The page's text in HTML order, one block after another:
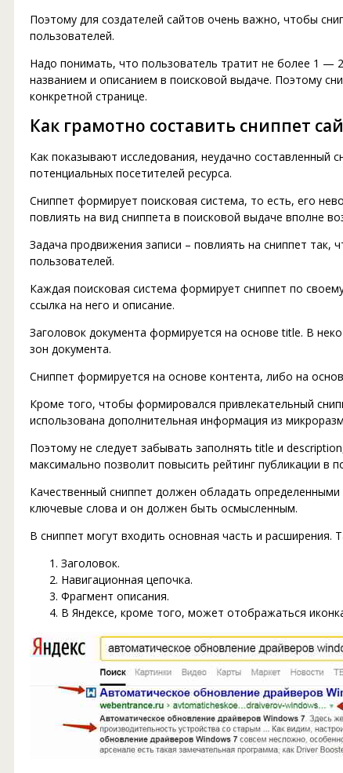
Поэтому для создателей сайтов очень важно, чтобы
пользователей.
Надо понимать, что пользователь тратит не более 1 —
названием и описанием в поисковой выдаче. Поэтому
конкретной странице.
Как грамотно составить сниппет
Как показывают исследования, неудачно составленный
потенциальных посетителей ресурса.
Сниппет формирует поисковая система, то есть, его
повлиять на вид сниппета в поисковой выдаче вполне
Задача продвижения записи – повлиять на сниппет так,
пользователей.
Каждая поисковая система формирует сниппет по
ссылка на него и описание.
Заголовок документа формируется на основе title. В
зон документа.
Сниппет формируется на основе контента, либо на
Кроме того, чтобы формировался привлекательный
использована дополнительная информация из
Поэтому не следует забывать заполнять title и
максимально позволит повысить рейтинг публикации в
Качественный сниппет должен обладать
ключевые слова и он должен быть осмысленным.
В сниппет могут входить основная часть и расширения.
Заголовок.
Навигационная цепочка.
Фрагмент описания.
В Яндексе, кроме того, может отображаться